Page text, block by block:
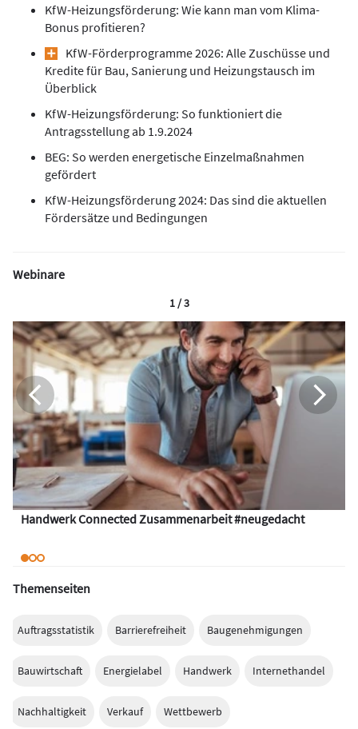
KfW-Heizungsförderung: Wie kann man vom Klima-
Bonus profitieren?
KfW-Förderprogramme 2026: Alle Zuschüsse und
Kredite für Bau, Sanierung und Heizungstausch im
Überblick
KfW-Heizungsförderung: So funktioniert die
Antragsstellung ab 1.9.2024
BEG: So werden energetische Einzelmaßnahmen
gefördert
KfW-Heizungsförderung 2024: Das sind die aktuellen
Fördersätze und Bedingungen
Webinare
Handwerk Connected Zusammenarbeit #neugedacht
1 / 3
Themenseiten
Auftragsstatistik Barrierefreiheit Baugenehmigungen
Bauwirtschaft Energielabel Handwerk Internethandel
Nachhaltigkeit Verkauf Wettbewerb